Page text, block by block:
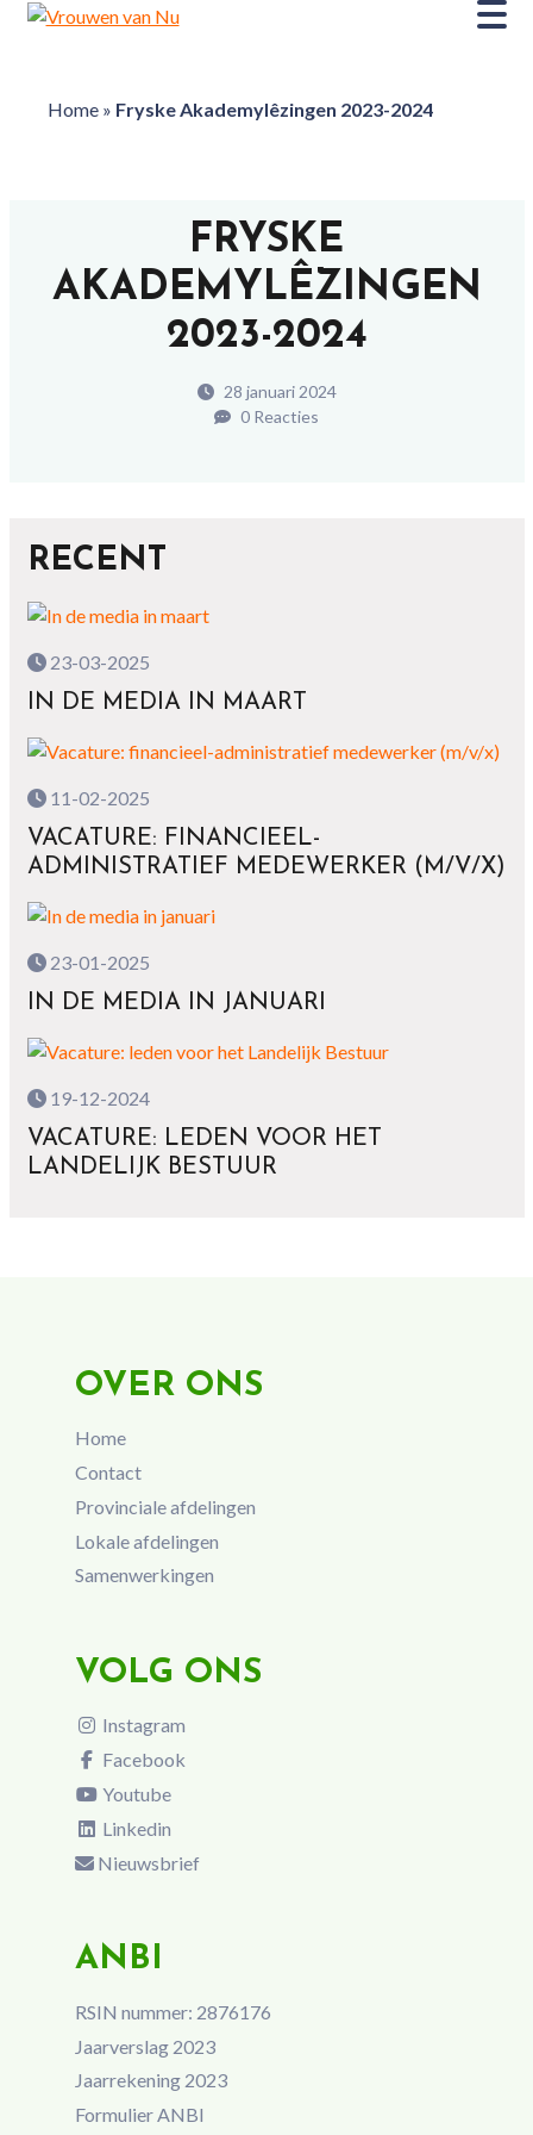
Home» Fryske Akademylêzingen 2023-2024
FRYSKE
AKADEMYLÊZINGEN
2023-2024
28 januari 2024
0 Reacties
RECENT
23-03-2025
IN DE MEDIA IN MAART
11-02-2025
VACATURE: FINANCIEEL-
ADMINISTRATIEF MEDEWERKER (M/V/X)
23-01-2025
IN DE MEDIA IN JANUARI
19-12-2024
VACATURE: LEDEN VOOR HET
LANDELIJK BESTUUR
OVER ONS
Home
Contact
Provinciale afdelingen
Lokale afdelingen
Samenwerkingen
VOLG ONS
Instagram
Facebook
Youtube
Linkedin
Nieuwsbrief
ANBI
RSIN nummer: 2876176
Jaarverslag 2023
Jaarrekening 2023
Formulier ANBI